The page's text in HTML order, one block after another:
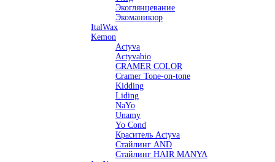
Экоглянцевание
Экоманикюр
ItalWax
Kemon
Actyva
Actyvabio
CRAMER COLOR
Cramer Tone-on-tone
Kidding
Liding
NaYo
Unamy
Yo Cond
Краситель Actyva
Стайлинг AND
Стайлинг HAIR MANYA